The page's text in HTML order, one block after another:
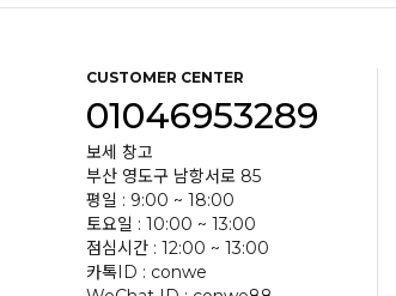
CUSTOMER CENTER
01046953289
보세 창고
부산 영도구 남항서로 85
평일 : 9:00 ~ 18:00
토요일 : 10:00 ~ 13:00
점심시간 : 12:00 ~ 13:00
카톡ID : conwe